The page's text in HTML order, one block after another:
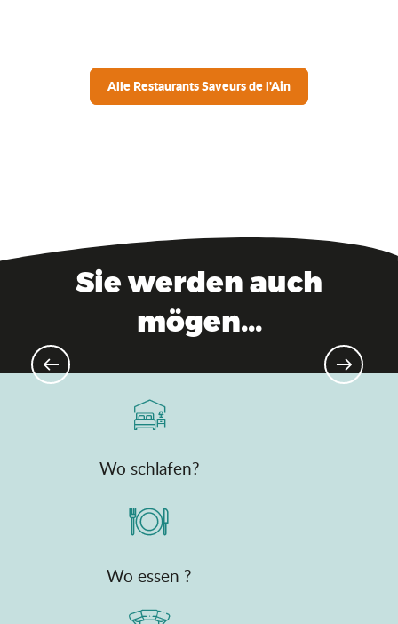
Alle Restaurants Saveurs de l'Ain
Sie werden auch
mögen...
Gekochte Frösche wie in der
Wo schlafen?
Wo essen ?